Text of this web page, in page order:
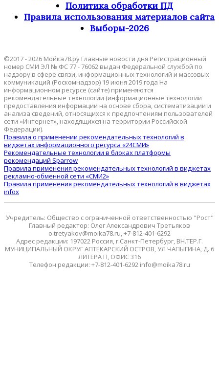
Политика обработки ПД
Правила использования материалов сайта
Выборы-2026
©2017 - 2026 Мойка78.ру Главные новости дня Регистрационный
номер СМИ ЭЛ № ФС 77 - 76062 выдан Федеральной службой по
надзору в сфере связи, информационных технологий и массовых
коммуникаций (Роскомнадзор) 19 июня 2019 года На
информационном ресурсе (сайте) применяются
рекомендательные технологии (информационные технологии
предоставления информации на основе сбора, систематизации и
анализа сведений, относящихся к предпочтениям пользователей
сети «Интернет», находящихся на территории Российской
Федерации).
Правила о применении рекомендательных технологий в
виджетах информационного ресурса «24СМИ»
Рекомендательные технологии в блоках платформы
рекомендаций Sparrow
Правила применения рекомендательных технологий в виджетах
рекламно-обменной сети «СМИ2»
Правила применения рекомендательных технологий в виджетах
infox
Учредитель: Общество с ограниченной ответственностью "Рост"
Главный редактор: Олег Александрович Третьяков
o.tretyakov@moika78.ru, +7-812-401-6292
Адрес редакции: 197022 Россия, г.Санкт-Петербург, ВН.ТЕР.Г.
МУНИЦИПАЛЬНЫЙ ОКРУГ АПТЕКАРСКИЙ ОСТРОВ, УЛ ЧАПЫГИНА, Д. 6
ЛИТЕРА П, ОФИС 316
Телефон редакции: +7-812-401-6292 info@moika78.ru